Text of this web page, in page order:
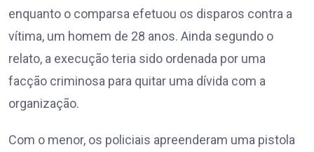
enquanto o comparsa efetuou os disparos contra a
vítima, um homem de 28 anos. Ainda segundo o
relato, a execução teria sido ordenada por uma
facção criminosa para quitar uma dívida com a
organização.
Com o menor, os policiais apreenderam uma pistola